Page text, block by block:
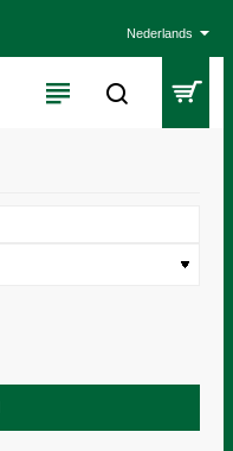
Nederlands